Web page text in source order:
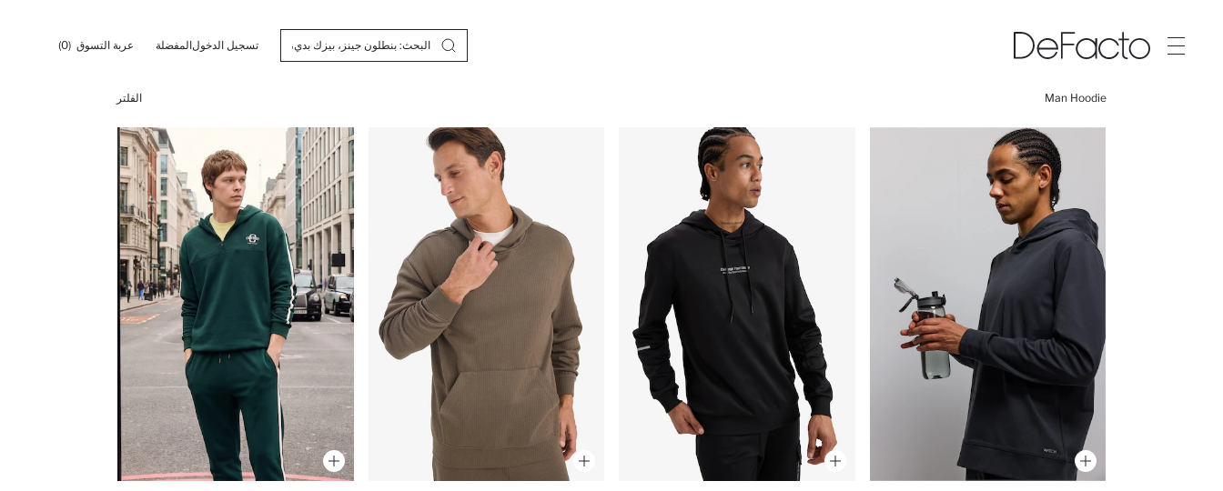
تسجيل الدخولالمفضلة عربة التسوق (0)
Man Hoodie الفلتر